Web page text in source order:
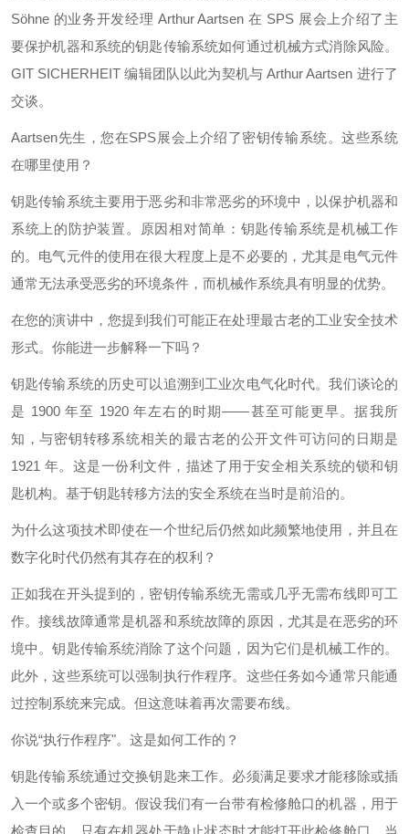
Söhne 的业务开发经理 Arthur Aartsen 在 SPS 展会上介绍了主
要保护机器和系统的钥匙传输系统如何通过机械方式消除风险。
GIT SICHERHEIT 编辑团队以此为契机与 Arthur Aartsen 进行了
交谈。
Aartsen先生，您在SPS展会上介绍了密钥传输系统。这些系统
在哪里使用？
钥匙传输系统主要用于恶劣和非常恶劣的环境中，以保护机器和
系统上的防护装置。原因相对简单：钥匙传输系统是机械工作
的。电气元件的使用在很大程度上是不必要的，尤其是电气元件
通常无法承受恶劣的环境条件，而机械作系统具有明显的优势。
在您的演讲中，您提到我们可能正在处理最古老的工业安全技术
形式。你能进一步解释一下吗？
钥匙传输系统的历史可以追溯到工业次电气化时代。我们谈论的
是 1900 年至 1920 年左右的时期——甚至可能更早。据我所
知，与密钥转移系统相关的最古老的公开文件可访问的日期是
1921 年。这是一份利文件，描述了用于安全相关系统的锁和钥
匙机构。基于钥匙转移方法的安全系统在当时是前沿的。
为什么这项技术即使在一个世纪后仍然如此频繁地使用，并且在
数字化时代仍然有其存在的权利？
正如我在开头提到的，密钥传输系统无需或几乎无需布线即可工
作。接线故障通常是机器和系统故障的原因，尤其是在恶劣的环
境中。钥匙传输系统消除了这个问题，因为它们是机械工作的。
此外，这些系统可以强制执行作程序。这些任务如今通常只能通
过控制系统来完成。但这意味着再次需要布线。
你说“执行作程序"。这是如何工作的？
钥匙传输系统通过交换钥匙来工作。必须满足要求才能移除或插
入一个或多个密钥。假设我们有一台带有检修舱口的机器，用于
检查目的。只有在机器处于静止状态时才能打开此检修舱口。当